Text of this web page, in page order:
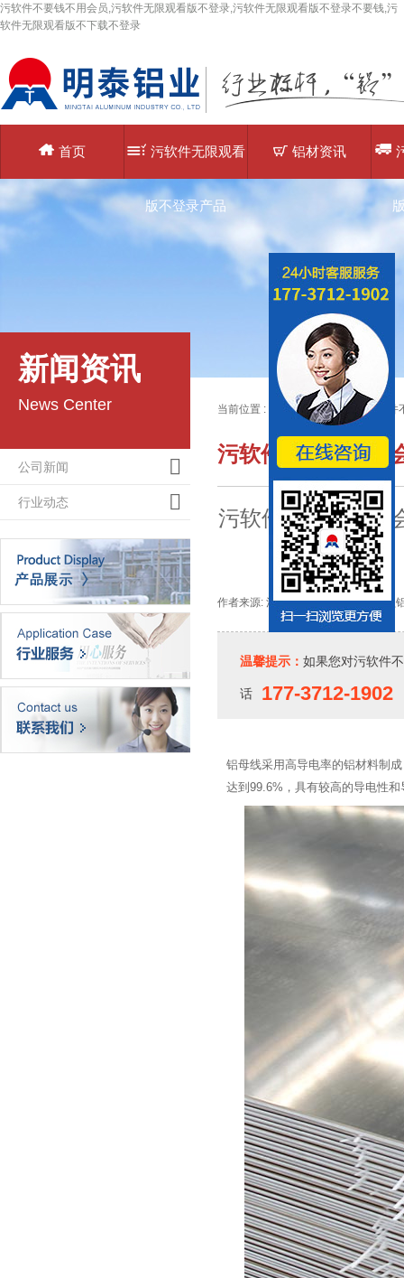
污软件不要钱不用会员,污软件无限观看版不登录,污软件无限观看版不登录不要钱,污
软件无限观看版不下载不登录
首页 污软件无限观看
版不登录产品
铝材资讯
新闻资讯
News Center
公司新闻
行业动态
当前位置 : 主页> 铝材资讯>>污软件
污软件不要钱不用
污软件不要钱不用
作者来源: 河南污软件不要钱不用会员
温馨提示： 如果您对污软件不
话 177-3712-1902
铝母线采用高导电率的铝材料制成
达到99.6%，具有较高的导电性和